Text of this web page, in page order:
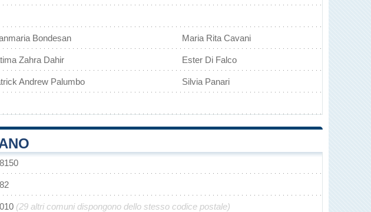
Bondesan Maria Rita Cavani
Zahra Dahir Ester Di Falco
Andrew Palumbo Silvia Panari
(29 altri comuni dispongono dello stesso codice postale)